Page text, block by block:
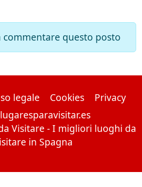
commentare questo posto
legale Cookies
Privacy
Visitare - I migliori luoghi da
in Spagna